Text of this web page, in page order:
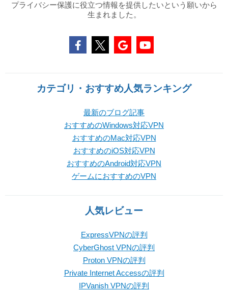
プライバシー保護に役立つ情報を提供したいという願いから
生まれました。
カテゴリ・おすすめ人気ランキング
最新のブログ記事
おすすめのWindows対応VPN
おすすめのMac対応VPN
おすすめのiOS対応VPN
おすすめのAndroid対応VPN
ゲームにおすすめのVPN
人気レビュー
ExpressVPNの評判
CyberGhost VPNの評判
Proton VPNの評判
Private Internet Accessの評判
IPVanish VPNの評判